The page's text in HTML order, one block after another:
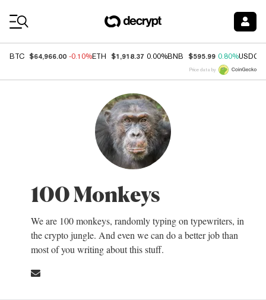
BTC $64,966.00 -0.10%ETH $1,918.37 0.00%BNB $595.99 0.80%USDC
Price data by
100 Monkeys
We are 100 monkeys, randomly typing on typewriters, in
the crypto jungle. And even we can do a better job than
most of you writing about this stuff.